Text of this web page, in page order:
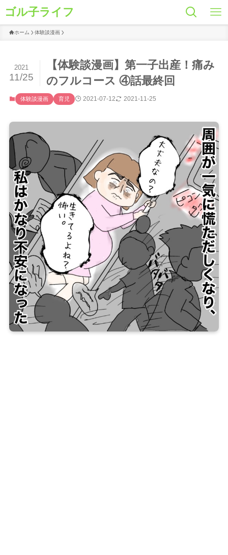
ゴル子ライフ
ホーム 体験談漫画
【体験談漫画】第一子出産！痛み
のフルコース ④話最終回
2021
11/25
体験談漫画 育児 2021-07-12 2021-11-25